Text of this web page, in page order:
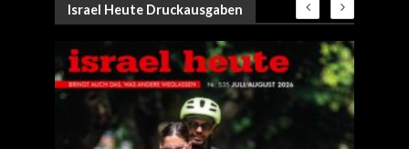
Israel Heute Druckausgaben